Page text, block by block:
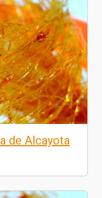
de Alcayota